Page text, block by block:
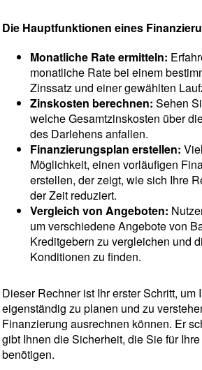
Die Hauptfunktionen eines
Monatliche Rate ermitteln:
monatliche Rate bei einem
Zinssatz und einer gewählten
Zinskosten berechnen: Sehen
welche Gesamtzinskosten über
des Darlehens anfallen.
Finanzierungsplan erstellen:
Möglichkeit, einen vorläufigen
erstellen, der zeigt, wie sich Ihre
der Zeit reduziert.
Vergleich von Angeboten:
um verschiedene Angebote von
Kreditgebern zu vergleichen und
Konditionen zu finden.
Dieser Rechner ist Ihr erster Schritt, um
eigenständig zu planen und zu
Finanzierung ausrechnen können. Er
gibt Ihnen die Sicherheit, die Sie für
benötigen.